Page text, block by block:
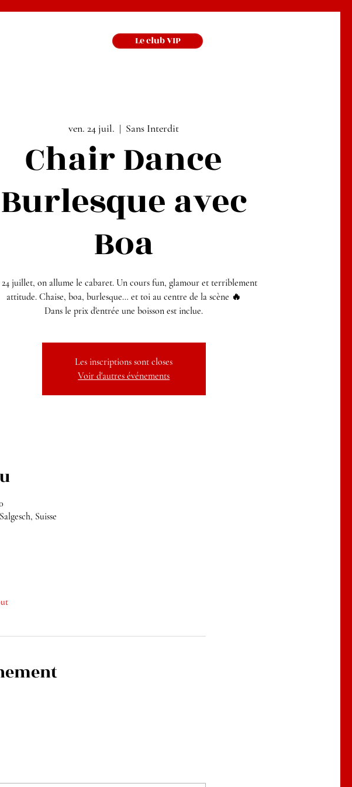
Le club VIP
ven. 24 juil.
  |
Sans Interdit
Chair Dance
Burlesque avec
Boa
24 juillet, on allume le cabaret. Un cours fun, glamour et terriblement
attitude. Chaise, boa, burlesque… et toi au centre de la scène 🔥
Dans le prix d'entrée une boisson est inclue.
Les inscriptions sont closes
Voir d'autres événements
Suisse